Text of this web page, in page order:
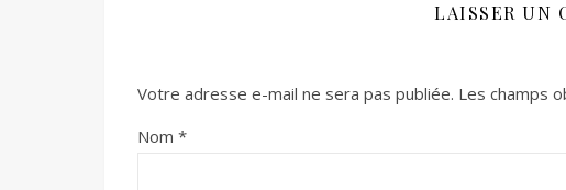
LAISSER UN
Votre adresse e-mail ne sera pas publiée. Les champs
Nom *